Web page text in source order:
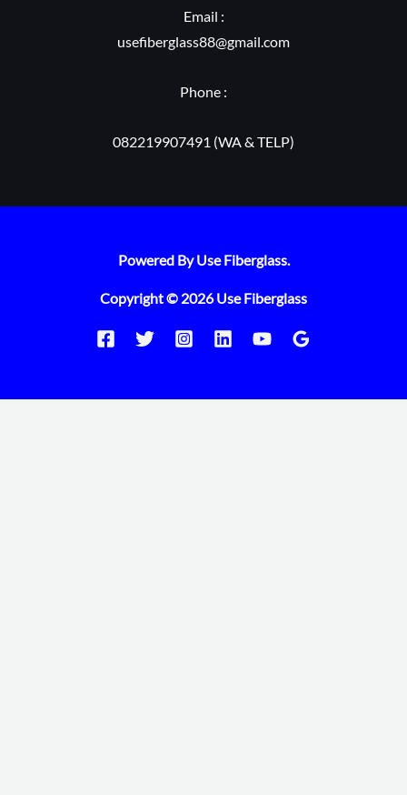
Email :
usefiberglass88@gmail.com
Phone :
082219907491 (WA & TELP)
Powered By Use Fiberglass.
Copyright © 2026 Use Fiberglass